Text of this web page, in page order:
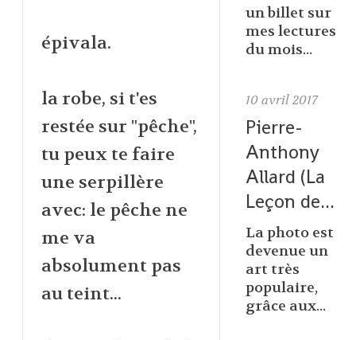
épivala.
la robe, si t'es
restée sur "pêche",
tu peux te faire
une serpillère
avec: le pêche ne
me va
absolument pas
au teint...
un billet sur
mes lectures
du mois...
10 avril 2017
Pierre-
Anthony
Allard (La
Leçon de...
La photo est
devenue un
art très
populaire,
grâce aux...